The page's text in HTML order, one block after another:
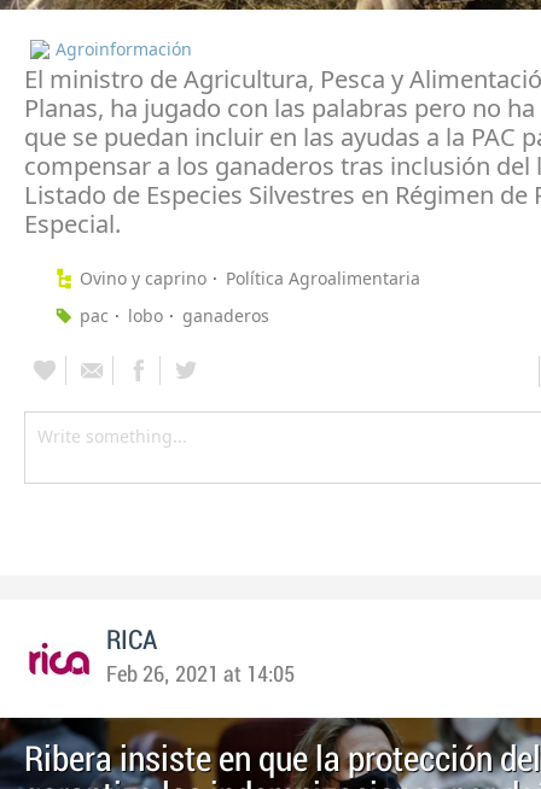
Agroinformación
El ministro de Agricultura, Pesca y
Planas, ha jugado con las palabras pero no
que se puedan incluir en las ayudas a la PAC
compensar a los ganaderos tras inclusión del
Listado de Especies Silvestres en Régimen de
Especial.
Ovino y caprino
Política Agroalimentaria
pac
lobo ganaderos
RICA
Feb 26, 2021 at 14:05
Ribera insiste en que la protección